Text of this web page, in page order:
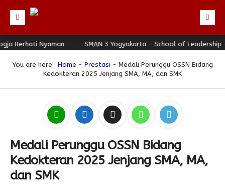
Beranda
Profil
Struktur Organisasi
Kolom Siswa
Guru & Karyawan
Padmanaba Smart Service
Majalah Digital
Video
Hubungi Kami
Nyaman SMAN 3 Yogyakarta - School of Leadership -
You are here : Home - Prestasi - Medali Perunggu OSSN Bidang
Kedokteran 2025 Jenjang SMA, MA, dan SMK
Medali Perunggu OSSN Bidang
Kedokteran 2025 Jenjang SMA, MA,
dan SMK